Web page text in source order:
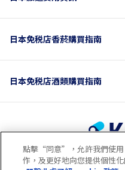
日本免税店香菸購買指南
日本免税店酒類購買指南
使用條款 隱
點擊“同意”，允許我們使用
作，及更好地向您提供個性